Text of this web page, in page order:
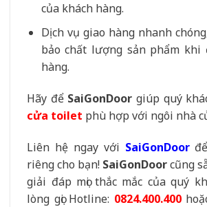
của khách hàng.
Dịch vụ giao hàng nhanh
bảo chất lượng sản phẩm khi
hàng.
Hãy để SaiGonDoor giúp quý
cửa toilet phù hợp với ngôi nhà
Liên hệ ngay với SaiGonDoor
riêng cho bạn! SaiGonDoorcũng
giải đáp mọi thắc mắc của quý
lòng gọi Hotline: 0824.400.400